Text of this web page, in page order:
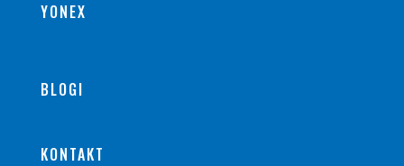
YONEX
BLOGI
KONTAKT